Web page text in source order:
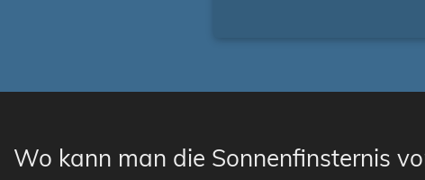
Wo kann man die Sonnenfinsternis